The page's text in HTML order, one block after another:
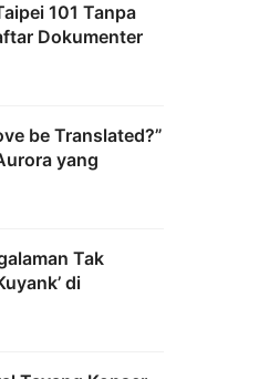
101 Tanpa
Dokumenter
be Translated?”
yang
Tak
di